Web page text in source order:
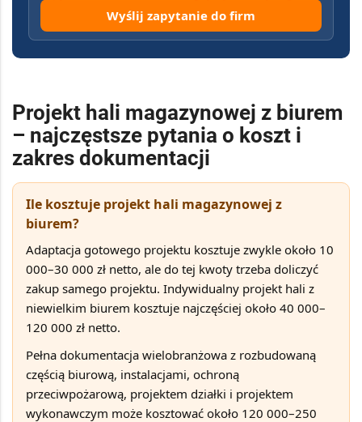
Wyślij zapytanie do firm
Projekt hali magazynowej z biurem
– najczęstsze pytania o koszt i
zakres dokumentacji
Ile kosztuje projekt hali magazynowej z
biurem?
Adaptacja gotowego projektu kosztuje zwykle około 10
000–30 000 zł netto, ale do tej kwoty trzeba doliczyć
zakup samego projektu. Indywidualny projekt hali z
niewielkim biurem kosztuje najczęściej około 40 000–
120 000 zł netto.
Pełna dokumentacja wielobranżowa z rozbudowaną
częścią biurową, instalacjami, ochroną
przeciwpożarową, projektem działki i projektem
wykonawczym może kosztować około 120 000–250